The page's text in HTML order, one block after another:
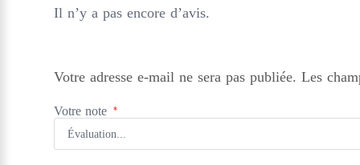
Il n’y a pas encore d’avis.
Votre adresse e-mail ne sera pas publiée. Les
Votre note *